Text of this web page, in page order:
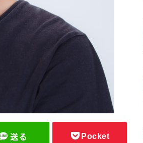
送る Pocket